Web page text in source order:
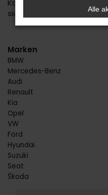
Kompetenz und
sicher.
Marken
BMW
Mercedes-Benz
Audi
Renault
Kia
Opel
VW
Ford
Hyundai
Suzuki
Seat
Škoda
Alle